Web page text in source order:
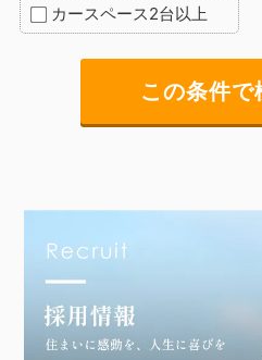
カースペース2台以上